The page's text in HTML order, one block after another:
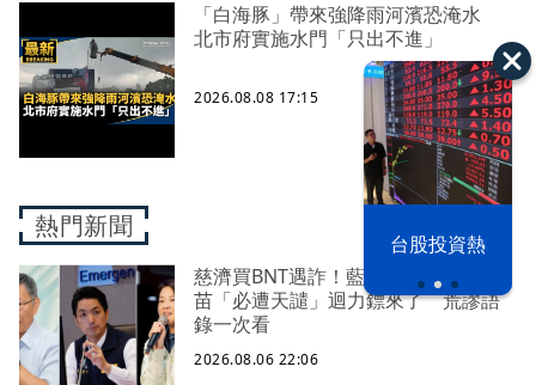
台股投資熱
「白海豚」帶來強降雨河濱恐淹水
北市府實施水門「只出不進」
2026.08.08 17:15
熱門新聞
慈濟買BNT遇詐！藍白昔嗆政府擋疫
苗「必遭天譴」迴力鏢來了 荒謬語
錄一次看
2026.08.06 22:06